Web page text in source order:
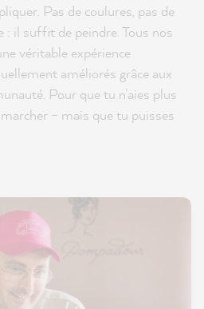
Pas de coulures, pas de
: il suffit de peindre. Tous nos
véritable expérience
améliorés grâce aux
Pour que tu n’aies plus
– mais que tu puisses